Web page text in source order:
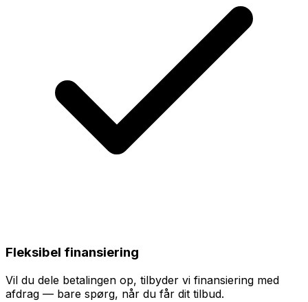
Fleksibel finansiering
Vil du dele betalingen op, tilbyder vi finansiering med
afdrag — bare spørg, når du får dit tilbud.